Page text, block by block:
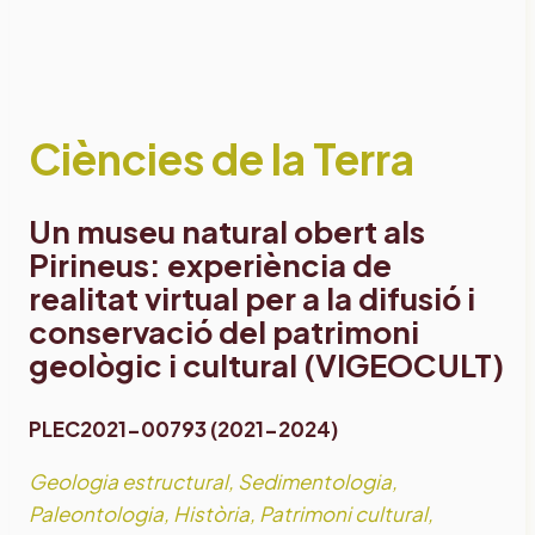
Ciències de la Terra
Un museu natural obert als
Pirineus: experiència de
realitat virtual per a la difusió i
conservació del patrimoni
geològic i cultural (VIGEOCULT)
PLEC2021-00793 (2021-2024)
Geologia estructural, Sedimentologia,
Paleontologia, Història, Patrimoni cultural,